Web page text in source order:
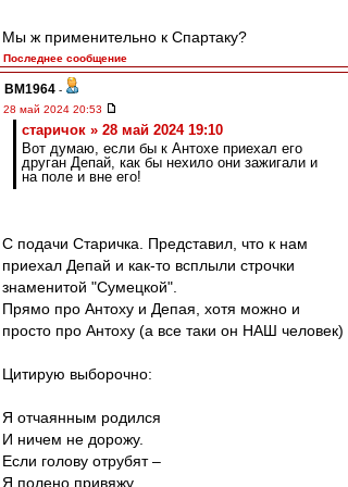
Мы ж применительно к Спартаку?
Последнее сообщение
BM1964 -
28 май 2024 20:53
старичок » 28 май 2024 19:10
Вот думаю, если бы к Антохе приехал его
друган Депай, как бы нехило они зажигали и
на поле и вне его!
С подачи Старичка. Представил, что к нам
приехал Депай и как-то всплыли строчки
знаменитой "Сумецкой".
Прямо про Антоху и Депая, хотя можно и
просто про Антоху (а все таки он НАШ человек)
Цитирую выборочно:
Я отчаянным родился
И ничем не дорожу.
Если голову отрубят –
Я полено привяжу.